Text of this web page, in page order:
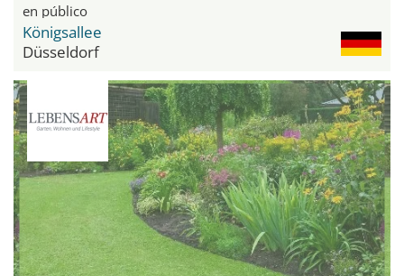
en público
Königsallee
Düsseldorf